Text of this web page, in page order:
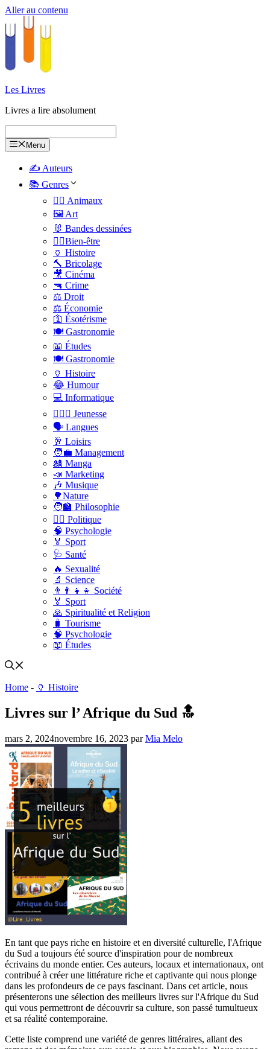
Aller au contenu
Les Livres
Livres a lire absolument
Menu
✍️ Auteurs
📚 Genres
🐕‍🦺 Animaux
🖼️ Art
🐰 Bandes dessinées
🧑‍⚕️Bien-être
🏺 Histoire
🔨 Bricolage
🎥 Cinéma
🔫 Crime
⚖️ Droit
⚖️ Économie
🛐 Ésotérisme
🍽️ Gastronomie
📖 Études
🍽️ Gastronomie
🏺 Histoire
😂 Humour
💻 Informatique
🤸🏽‍♀️ Jeunesse
🗣 Langues
🥂 Loisirs
🧑‍💼 Management
🎎 Manga
📣 Marketing
🎶 Musique
🌳Nature
🧑‍🏫 Philosophie
👨‍⚖️ Politique
🧠 Psychologie
🏅 Sport
🩺 Santé
🔥 Sexualité
🔬 Science
👨‍👨‍👧‍👧 Société
🏅 Sport
🙏 Spiritualité et Religion
🧳 Tourisme
🧠 Psychologie
📖 Études
Home - 🏺 Histoire
Livres sur l’ Afrique du Sud 🔝
mars 2, 2024novembre 16, 2023 parMia Melo
En tant que pays riche en histoire et en diversité culturelle, l'Afrique
du Sud a toujours été source d'inspiration pour de nombreux
écrivains du monde entier. Ces auteurs, locaux et internationaux, ont
contribué à créer une littérature riche et captivante qui nous plonge
dans les profondeurs de ce pays fascinant. Dans cet article, nous
présenterons une sélection des meilleurs livres sur l'Afrique du Sud
qui vous permettront de découvrir sa culture, son passé tumultueux
et sa réalité contemporaine.
Cette liste comprend une variété de genres littéraires, allant des